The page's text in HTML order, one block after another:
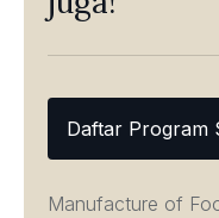
Daftar Program
Manufacture of